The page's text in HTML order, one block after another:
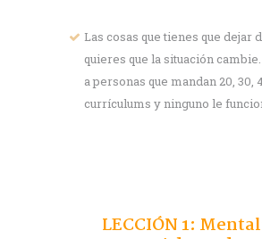
Las cosas que tienes que dejar
quieres que la situación
a personas que mandan 20, 30,
currículums y ninguno le
LECCIÓN 1: